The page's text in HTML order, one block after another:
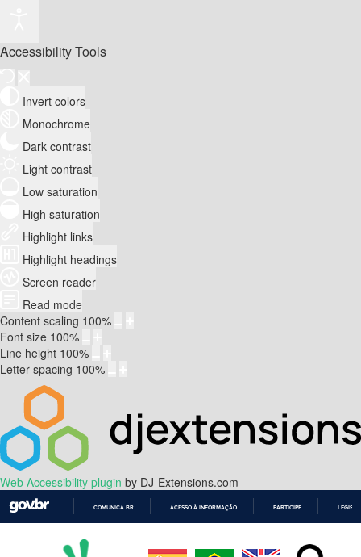
Accessibility Tools
Invert colors
Monochrome
Dark contrast
Light contrast
Low saturation
High saturation
Highlight links
Highlight headings
Screen reader
Read mode
Content scaling 100%
Font size 100%
Line height 100%
Letter spacing 100%
Web Accessibility plugin by DJ-Extensions.com
COMUNICA BR ACESSO À INFORMAÇÃO PARTICIPE